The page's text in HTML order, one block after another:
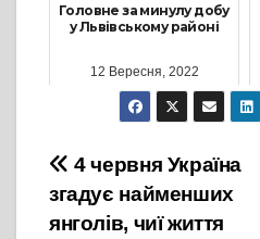
Головне за минулу добу
у Львівському районі
12 Вересня, 2022
Навігація
записів
4 червня Україна
згадує найменших
янголів, чиї життя